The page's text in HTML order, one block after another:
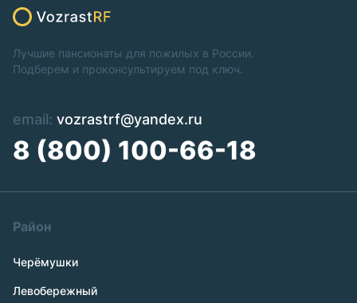
Лучшие пансионаты для пожилых в России.
Подберем и проконсультируем под ключ.
email: vozrastrf@yandex.ru
8 (800) 100-66-18
Район
Черёмушки
Левобережный